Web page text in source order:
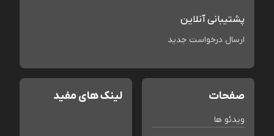
پشتیبانی آنلاین
ارسال درخواست جدید
صفحات
ویدئو ها
لینک های مفید